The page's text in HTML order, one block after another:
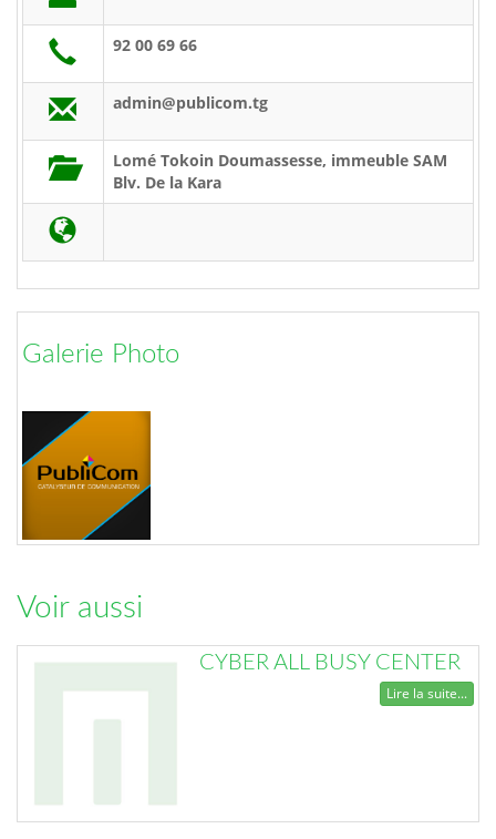
92 00 69 66
admin@publicom.tg
Lomé Tokoin Doumassesse, immeuble SAM
Blv. De la Kara
Galerie Photo
Voir aussi
CYBER ALL BUSY CENTER
Lire la suite...